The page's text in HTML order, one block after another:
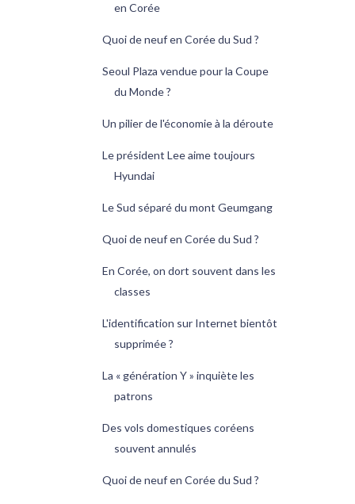
en Corée
Quoi de neuf en Corée du Sud ?
Seoul Plaza vendue pour la Coupe
du Monde ?
Un pilier de l'économie à la déroute
Le président Lee aime toujours
Hyundai
Le Sud séparé du mont Geumgang
Quoi de neuf en Corée du Sud ?
En Corée, on dort souvent dans les
classes
L'identification sur Internet bientôt
supprimée ?
La « génération Y » inquiète les
patrons
Des vols domestiques coréens
souvent annulés
Quoi de neuf en Corée du Sud ?